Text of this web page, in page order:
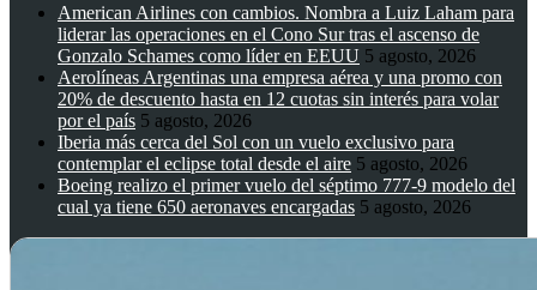
American Airlines con cambios. Nombra a Luiz Laham para
liderar las operaciones en el Cono Sur tras el ascenso de
Gonzalo Schames como líder en EEUU 5 agosto, 2026
Aerolíneas Argentinas una empresa aérea y una promo con
20% de descuento hasta en 12 cuotas sin interés para volar
por el país 5 agosto, 2026
Iberia más cerca del Sol con un vuelo exclusivo para
contemplar el eclipse total desde el aire 5 agosto, 2026
Boeing realizo el primer vuelo del séptimo 777-9 modelo del
cual ya tiene 650 aeronaves encargadas 5 agosto, 2026